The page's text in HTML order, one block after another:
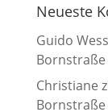
Neueste
Guido
Bornstraße
Christiane
Bornstraße